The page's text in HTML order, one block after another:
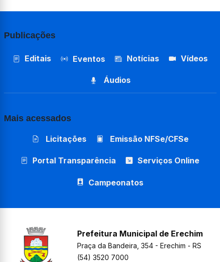
Publicações
Editais Eventos Notícias Vídeos
Áudios
Mais acessados
Licitações Emissão NFSe/CFSe
Portal Transparência Serviços Online
Campeonatos
Prefeitura Municipal de Erechim
Praça da Bandeira, 354 - Erechim - RS
(54) 3520 7000